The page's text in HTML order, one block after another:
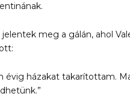
meg a gálán, ahol
évig házakat takarítottam.